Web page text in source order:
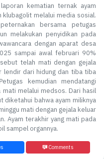
kematian ternak ayam
melalui media sosial.
bersama petugas
melakukan penyidikan pada
dengan aparat desa
sampai awal februari 90%
telah mati dengan gejala
lendir dari hidung dan tiba tiba
kemudian mendatangi
melalui medsos. Dari hasil
bahwa ayam miliknya
mati dengan gejala keluar
Ayam terakhir yang mati pada
sampel organnya.
Comments